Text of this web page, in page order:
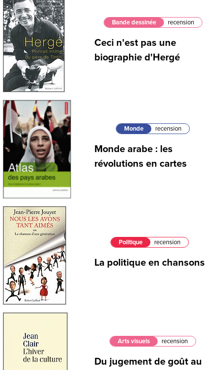
Bande dessinée recension
Ceci n'est pas une
biographie d'Hergé
Monde recension
Monde arabe : les
révolutions en cartes
Politique recension
La politique en chansons
Arts visuels recension
Du jugement de goût au